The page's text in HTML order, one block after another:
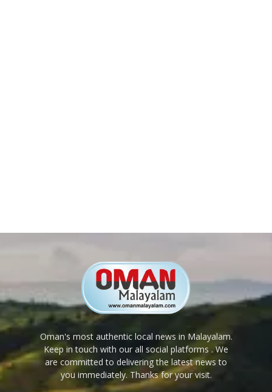
Oman's most authentic local news in Malayalam.
Keep in touch with our all social platforms . We
are committed to delivering the latest news to
you immediately. Thanks for your visit.